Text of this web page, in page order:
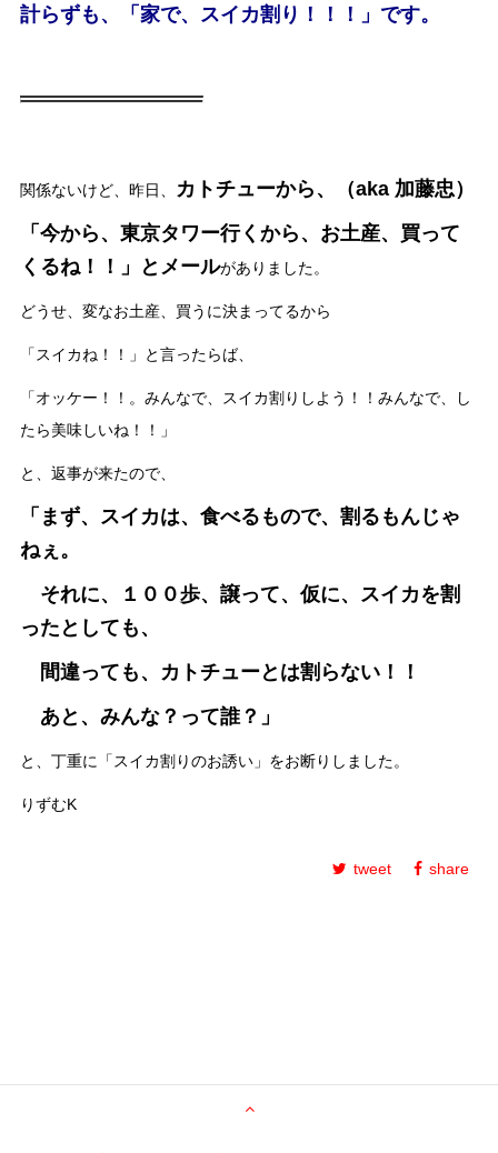
計らずも、「家で、スイカ割り！！！」です。
関係ないけど、昨日、
カトチューから、（aka 加藤忠）
「今から、東京タワー行くから、お土産、買って
くるね！！」とメールがありました。
どうせ、変なお土産、買うに決まってるから
「スイカね！！」と言ったらば、
「オッケー！！。みんなで、スイカ割りしよう！！みんなで、し
たら美味しいね！！」
と、返事が来たので、
「まず、スイカは、食べるもので、割るもんじゃ
ねぇ。
それに、１００歩、譲って、仮に、スイカを割
ったとしても、
間違っても、カトチューとは割らない！！
あと、みんな？って誰？」
と、丁重に「スイカ割りのお誘い」をお断りしました。
りずむK
tweet share